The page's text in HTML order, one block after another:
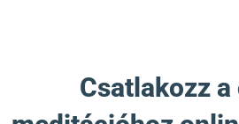
Csatlakozz a